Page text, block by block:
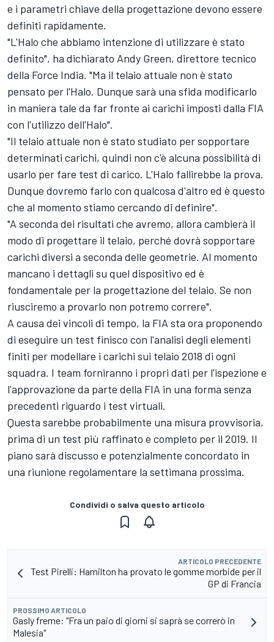
e i parametri chiave della progettazione devono essere
definiti rapidamente.
"L'Halo che abbiamo intenzione di utilizzare è stato
definito", ha dichiarato Andy Green, direttore tecnico
della Force India. "Ma il telaio attuale non è stato
pensato per l'Halo. Dunque sarà una sfida modificarlo
in maniera tale da far fronte ai carichi imposti dalla FIA
con l'utilizzo dell'Halo".
"Il telaio attuale non è stato studiato per sopportare
determinati carichi, quindi non c'è alcuna possibilità di
usarlo per fare test di carico. L'Halo fallirebbe la prova.
Dunque dovremo farlo con qualcosa d'altro ed è questo
che al momento stiamo cercando di definire".
"A seconda dei risultati che avremo, allora cambierà il
modo di progettare il telaio, perché dovrà sopportare
carichi diversi a seconda delle geometrie. Al momento
mancano i dettagli su quel dispositivo ed è
fondamentale per la progettazione del telaio. Se non
riusciremo a provarlo non potremo correre".
A causa dei vincoli di tempo, la FIA sta ora proponendo
di eseguire un test finisco con l'analisi degli elementi
finiti per modellare i carichi sui telaio 2018 di ogni
squadra. I team forniranno i propri dati per l'ispezione e
l'approvazione da parte della FIA in una forma senza
precedenti riguardo i test virtuali.
Questa sarebbe probabilmente una misura provvisoria,
prima di un test più raffinato e completo per il 2019. Il
piano sarà discusso e potenzialmente concordato in
una riunione regolamentare la settimana prossima.
Condividi o salva questo articolo
ARTICOLO PRECEDENTE
Test Pirelli: Hamilton ha provato le gomme morbide per il
GP di Francia
PROSSIMO ARTICOLO
Gasly freme: "Fra un paio di giorni si saprà se correrò in
Malesia"